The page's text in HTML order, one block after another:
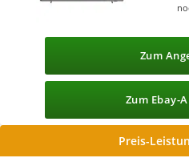
Zum
Zum Ebay-
Preis-